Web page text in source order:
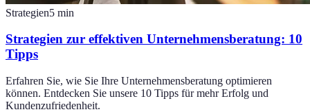
Strategien5 min
Strategien zur effektiven Unternehmensberatung: 10
Tipps
Erfahren Sie, wie Sie Ihre Unternehmensberatung optimieren
können. Entdecken Sie unsere 10 Tipps für mehr Erfolg und
Kundenzufriedenheit.